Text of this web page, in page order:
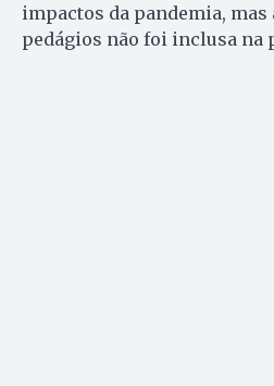
impactos da pandemia, mas
pedágios não foi inclusa na